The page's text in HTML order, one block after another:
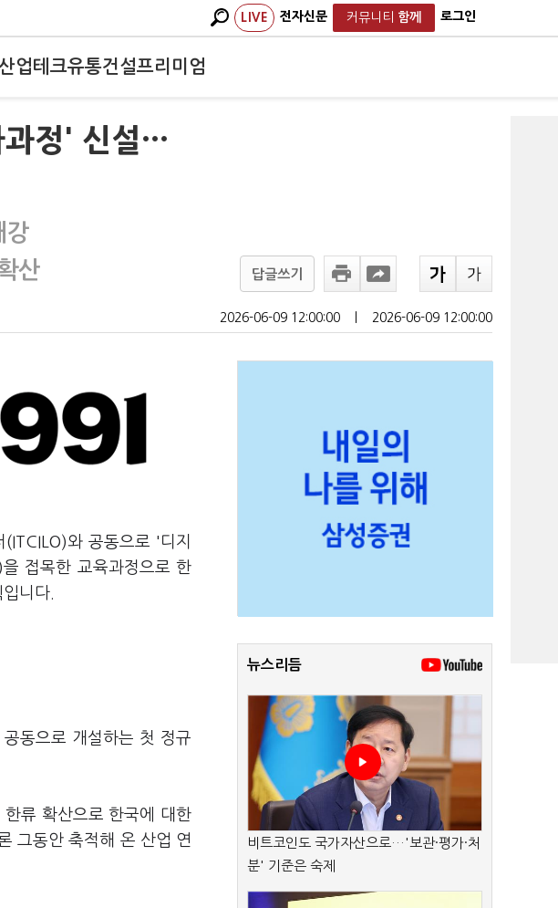
LIVE 전자신문 커뮤니티 함께 로그인
업테크유통건설프리미엄
과정' 신설…
강
산
답글쓰기
2026-06-09 12:00:00 2026-06-09 12:00:00
와 공동으로 '디지
접목한 교육과정으로 한
니다.
동으로 개설하는 첫 정규
류 확산으로 한국에 대한
그동안 축적해 온 산업 연
뉴스리듬
비트코인도 국가자산으로…'보관·평가·처
분' 기준은 숙제